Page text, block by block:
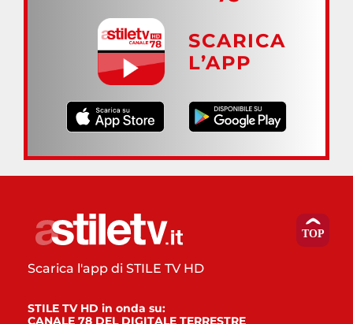
SCARICA
L’APP
Scarica l'app di STILE TV HD
STILE TV HD in onda su:
CANALE 78 DEL DIGITALE TERRESTRE